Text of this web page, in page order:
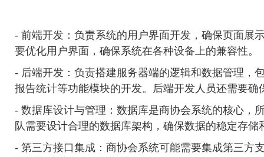
- 前端开发：负责系统的用户界面开发，确保页面展
要优化用户界面，确保系统在各种设备上的兼容性。
- 后端开发：负责搭建服务器端的逻辑和数据管理，
报告统计等功能模块的开发。后端开发人员还需要
- 数据库设计与管理：数据库是商协会系统的核心，
队需要设计合理的数据库架构，确保数据的稳定存储
- 第三方接口集成：商协会系统可能需要集成第三方